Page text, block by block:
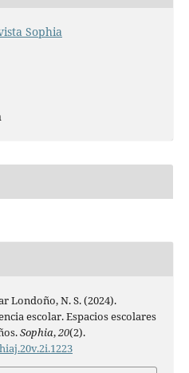
Sophia
Londoño, N. S. (2024).
escolar. Espacios escolares
Sophia,20(2).